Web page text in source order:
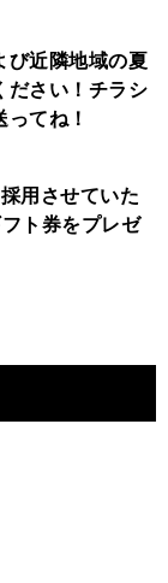
び近隣地域の夏
ださい！チラシ
てね！
用させていた
ト券をプレゼ